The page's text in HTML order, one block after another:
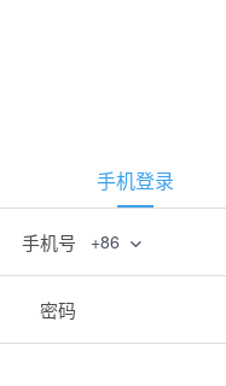
手机登录
手机号 +86
密码